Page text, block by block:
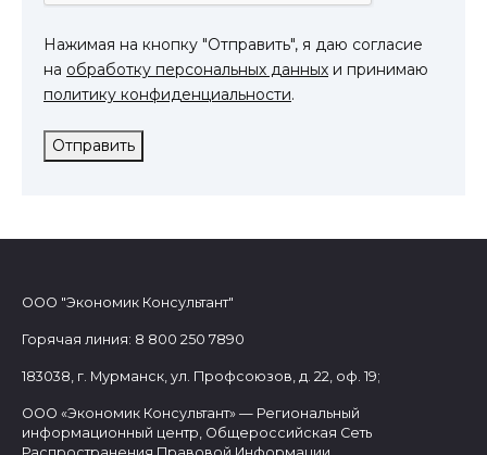
Нажимая на кнопку "Отправить", я даю согласие
на обработку персональных данных и принимаю
политику конфиденциальности.
Отправить
ООО "Экономик Консультант"
Горячая линия: 8 800 250 7890
183038, г. Мурманск, ул. Профсоюзов, д. 22, оф. 19;
ООО «Экономик Консультант» — Региональный
информационный центр, Общероссийская Сеть